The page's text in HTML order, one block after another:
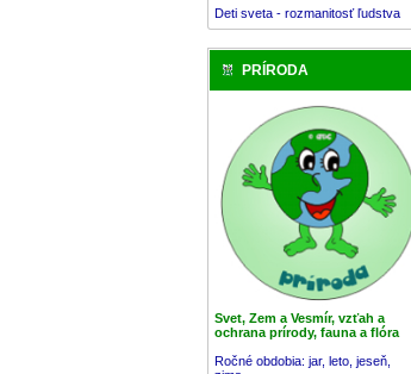
Deti sveta - rozmanitosť ľudstva
PRÍRODA
Svet, Zem a Vesmír, vzťah a
ochrana prírody, fauna a flóra
Ročné obdobia: jar, leto, jeseň,